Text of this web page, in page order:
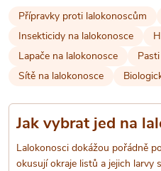
d
a
í
p
Přípravky proti lalokonoscům
Insekticidy na lalokonosce
Lapače na lalokonosce
Sítě na lalokonosce
Jak vybrat jed na
Lalokonosci dokážou pořádně
okusují okraje listů a jejich larvy